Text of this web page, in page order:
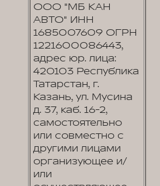
ООО "МБ КАН
АВТО" ИНН
1685007609 ОГРН
1221600086443,
адрес юр. лица:
420103 Республика
Татарстан, г.
Казань, ул. Мусина
д. 37, каб. 16-2,
самостоятельно
или совместно с
другими лицами
организующее и/
или